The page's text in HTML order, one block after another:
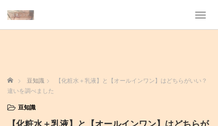
T
a
a
ホーム 豆知識
【化粧水＋乳液】と【オールインワン】はどちらがいい？
違いを調べました
豆知識
【化粧水＋乳液】と【オールインワン】はどちらが